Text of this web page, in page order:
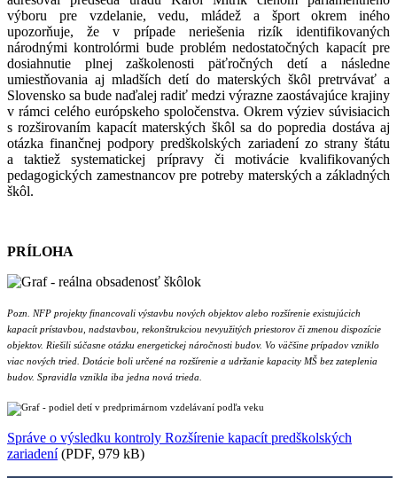
výboru pre vzdelanie, vedu, mládež a šport okrem iného
upozorňuje, že v prípade neriešenia rizík identifikovaných
národnými kontrolórmi bude problém nedostatočných kapacít pre
dosiahnutie plnej zaškolenosti päťročných detí a následne
umiestňovania aj mladších detí do materských škôl pretrvávať a
Slovensko sa bude naďalej radiť medzi výrazne zaostávajúce krajiny
v rámci celého európskeho spoločenstva. Okrem výziev súvisiacich
s rozširovaním kapacít materských škôl sa do popredia dostáva aj
otázka finančnej podpory predškolských zariadení zo strany štátu
a taktiež systematickej prípravy či motivácie kvalifikovaných
pedagogických zamestnancov pre potreby materských a základných
škôl.
PRÍLOHA
Pozn. NFP projekty financovali výstavbu nových objektov alebo rozšírenie existujúcich
kapacít prístavbou, nadstavbou, rekonštrukciou nevyužitých priestorov či zmenou dispozície
objektov. Riešili súčasne otázku energetickej náročnosti budov. Vo väčšine prípadov vzniklo
viac nových tried. Dotácie boli určené na rozšírenie a udržanie kapacity MŠ bez zateplenia
budov. Spravidla vznikla iba jedna nová trieda.
Správe o výsledku kontroly Rozšírenie kapacít predškolských
zariadení(PDF, 979 kB)